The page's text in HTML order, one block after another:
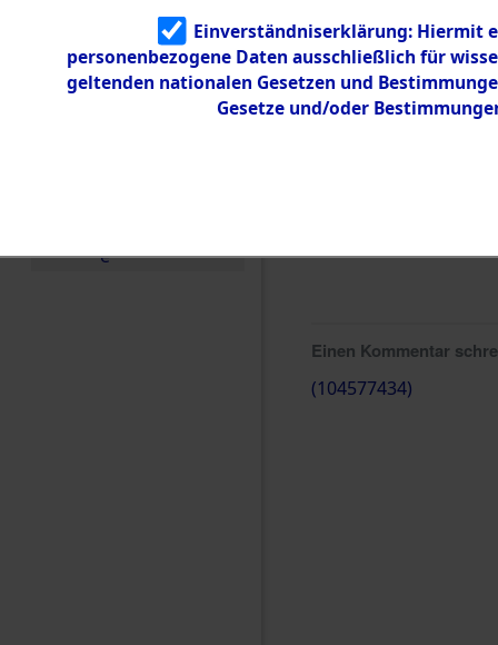
Identifizierun
5.3.3
Todesmärsch
e
Einen Kommentar
(104577434)
Einverständniserklärung: Hiermit
personenbezogene Daten ausschließlich für
geltenden nationalen Gesetzen und
Gesetze und/oder